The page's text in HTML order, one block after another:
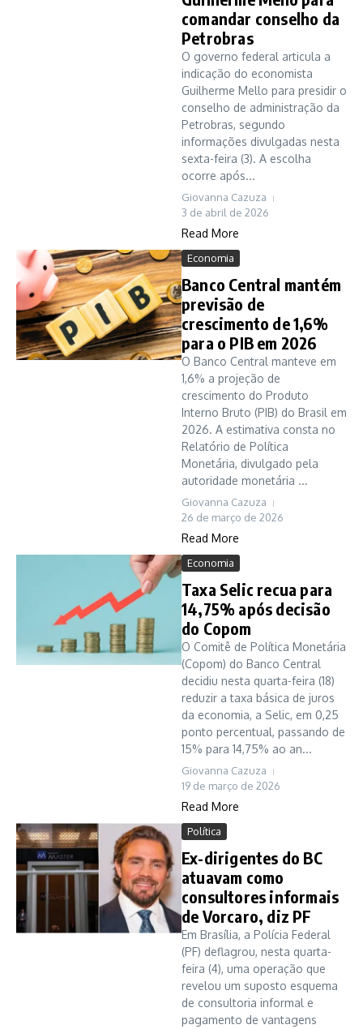
comandar conselho da
Petrobras
O governo federal articula a
indicação do economista
Guilherme Mello para presidir o
conselho de administração da
Petrobras, segundo
informações divulgadas nesta
sexta-feira (3). A escolha
ocorre após...
Giovanna Cazuza
3 de abril de 2026
Read More
Economia
Banco Central mantém
previsão de
crescimento de 1,6%
para o PIB em 2026
O Banco Central manteve em
1,6% a projeção de
crescimento do Produto
Interno Bruto (PIB) do Brasil em
2026. A estimativa consta no
Relatório de Política
Monetária, divulgado pela
autoridade monetária ...
Giovanna Cazuza
26 de março de 2026
Read More
Economia
Taxa Selic recua para
14,75% após decisão
do Copom
O Comitê de Política Monetária
(Copom) do Banco Central
decidiu nesta quarta-feira (18)
reduzir a taxa básica de juros
da economia, a Selic, em 0,25
ponto percentual, passando de
15% para 14,75% ao an...
Giovanna Cazuza
19 de março de 2026
Read More
Política
Ex-dirigentes do BC
atuavam como
consultores informais
de Vorcaro, diz PF
Em Brasília, a Polícia Federal
(PF) deflagrou, nesta quarta-
feira (4), uma operação que
revelou um suposto esquema
de consultoria informal e
pagamento de vantagens